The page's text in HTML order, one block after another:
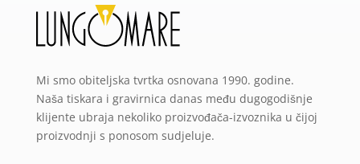
Mi smo obiteljska tvrtka osnovana 1990. godine.
Naša tiskara i gravirnica danas među dugogodišnje
klijente ubraja nekoliko proizvođača-izvoznika u čijoj
proizvodnji s ponosom sudjeluje.